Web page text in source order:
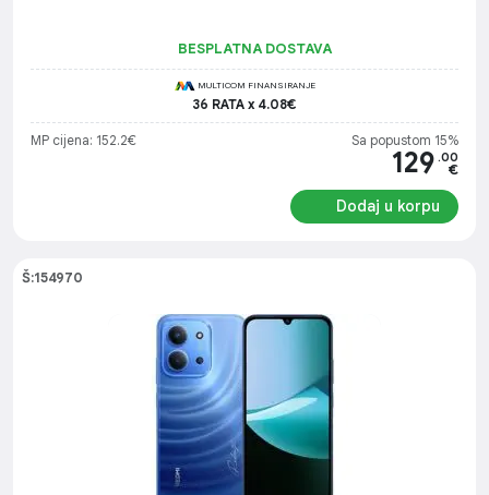
BESPLATNA DOSTAVA
MULTICOM FINANSIRANJE
36 RATA x 4.08€
MP cijena: 152.2€ Sa popustom 15%
129 .00
€
Dodaj u korpu
Š:154970